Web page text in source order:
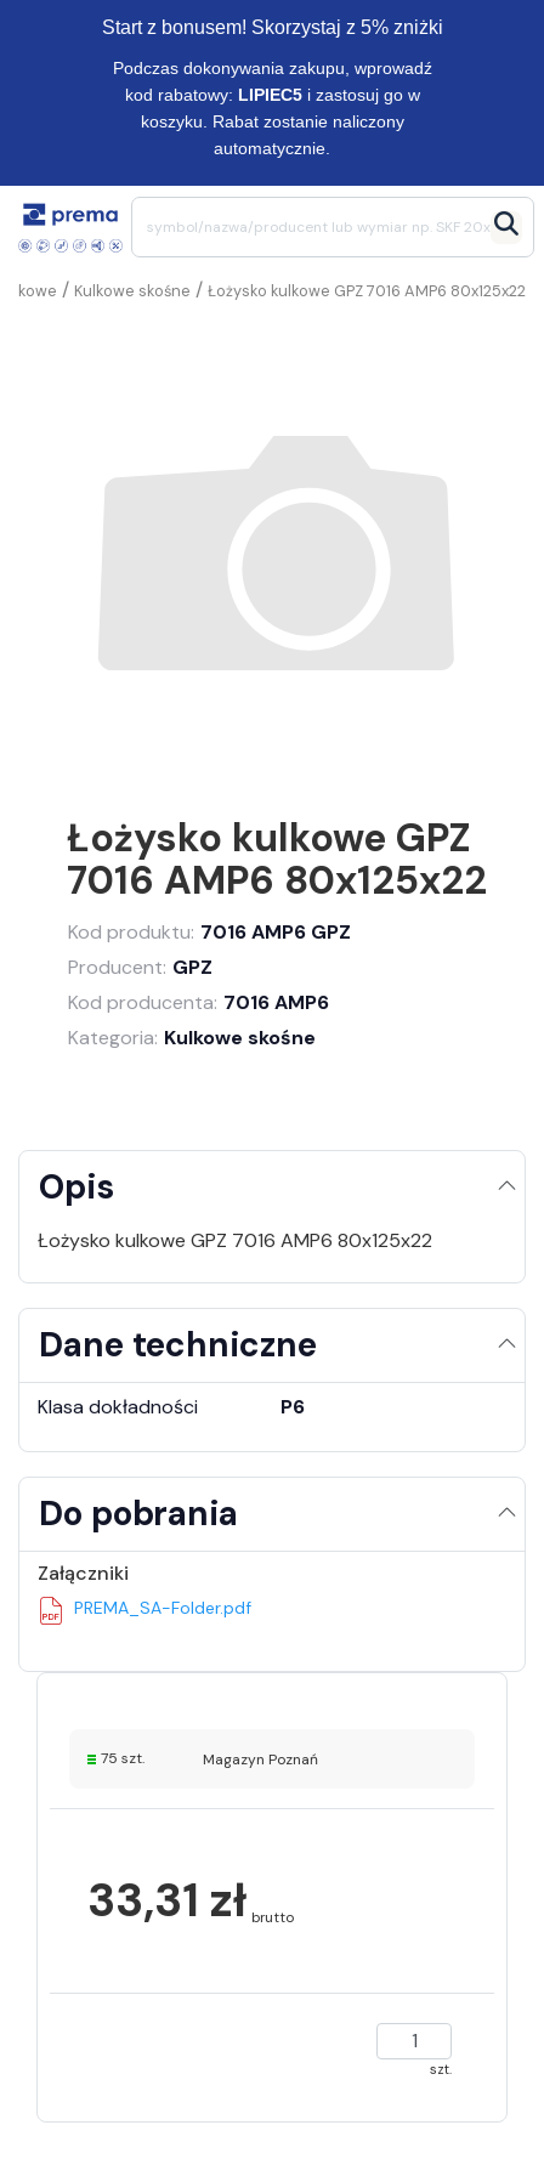
Start z bonusem! Skorzystaj z 5% zniżki
Podczas dokonywania zakupu, wprowadź
kod rabatowy: LIPIEC5 i zastosuj go w
koszyku. Rabat zostanie naliczony
automatycznie.
Łożysko kulkowe GPZ 7016 AMP6 80x125x22
/
Kulkowe skośne
/
Łożysko kulkowe GPZ
7016 AMP6 80x125x22
Kod produktu: 7016 AMP6 GPZ
Producent: GPZ
Kod producenta: 7016 AMP6
Kategoria: Kulkowe skośne
Opis
Łożysko kulkowe GPZ 7016 AMP6 80x125x22
Dane techniczne
Klasa dokładności P6
Do pobrania
Załączniki
PREMA_SA-Folder.pdf
75 szt. Magazyn Poznań
33,31 zł brutto
szt.